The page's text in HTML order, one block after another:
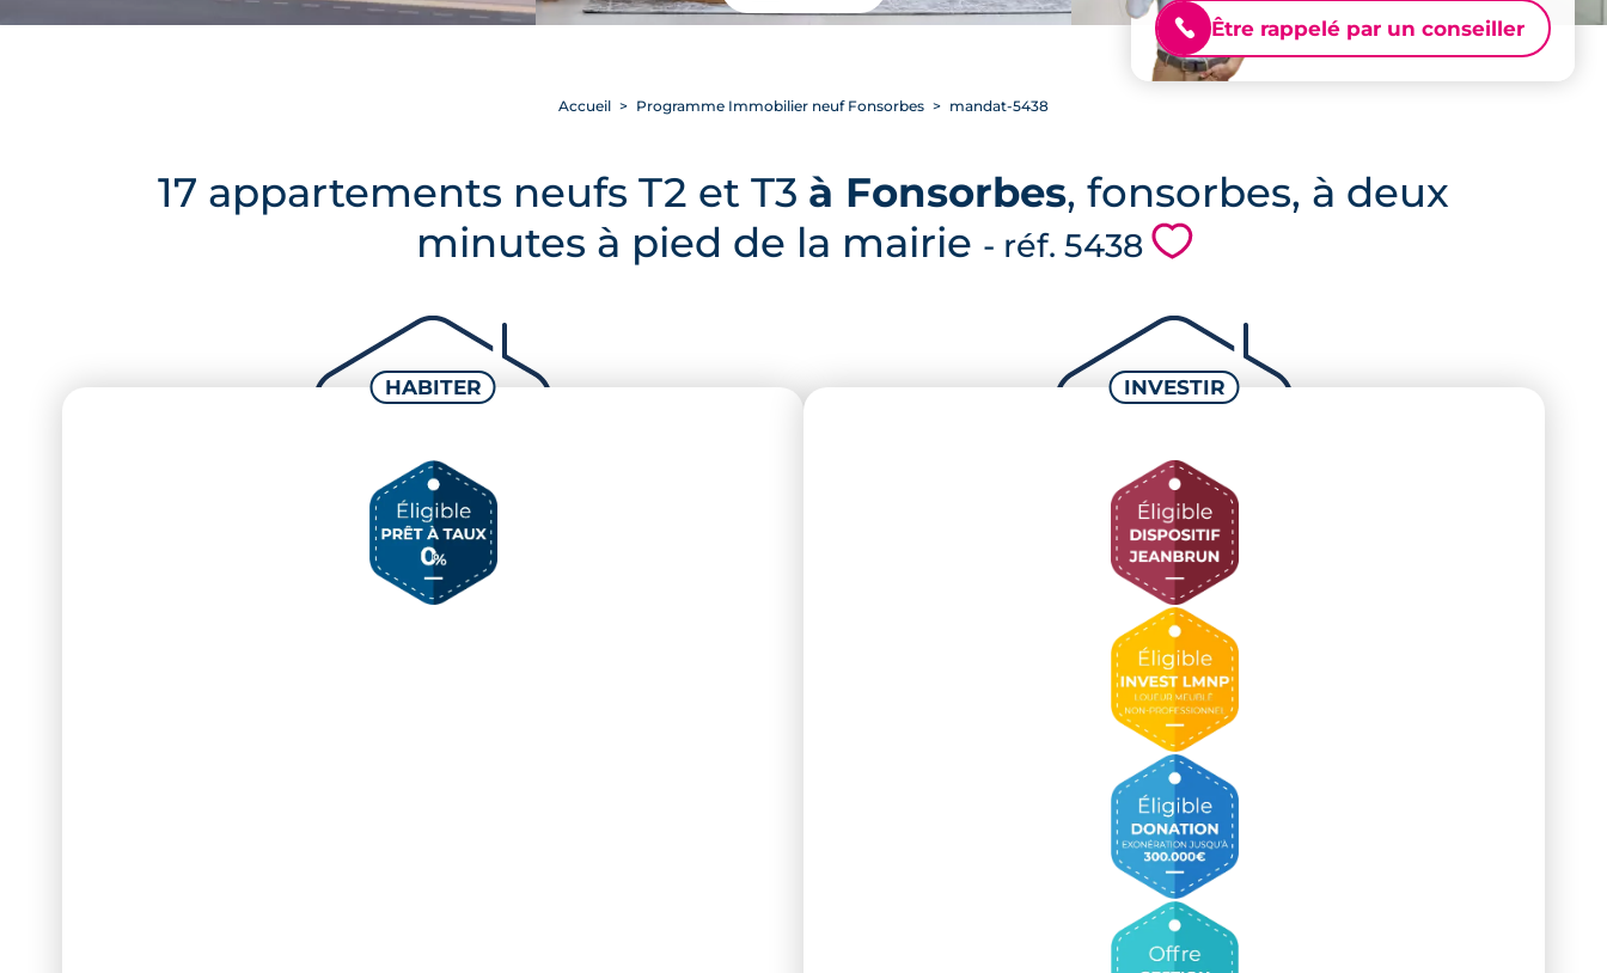
📞 Être rappelé par un conseiller
Accueil Programme Immobilier neuf Fonsorbes mandat-5438
17 appartements neufs T2 et T3 à Fonsorbes, fonsorbes, à deux
minutes à pied de la mairie - réf. 5438 💗